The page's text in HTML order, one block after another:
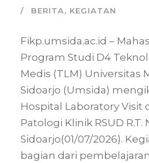
BERITA, KEGIATAN
Fikp.umsida.ac.id –
Program Studi D4
Medis (TLM) Universitas
Sidoarjo (Umsida)
Hospital Laboratory Visit
Patologi Klinik RSUD
Sidoarjo(01/07/2026).
bagian dari